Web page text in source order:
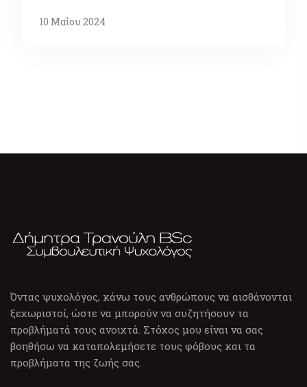
10 Μαΐου 2024
Όντας ψυχολόγος, κάνω τους ανθρώπους να αισθάνονται
ξεχωριστοί, ώστε να μπορούν να συζητήσουν τα
προβλήματά τους ανοιχτά. Στόχος μου είναι να σας
βοηθήσω να καταπολεμήσετε τους φόβους και τα
προβλήματα της ζωής σας.